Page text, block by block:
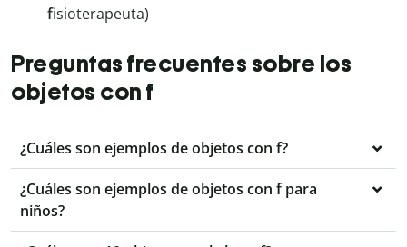
fisioterapeuta)
Preguntas frecuentes sobre los
objetos con f
¿Cuáles son ejemplos de objetos con f?
¿Cuáles son ejemplos de objetos con f para
niños?